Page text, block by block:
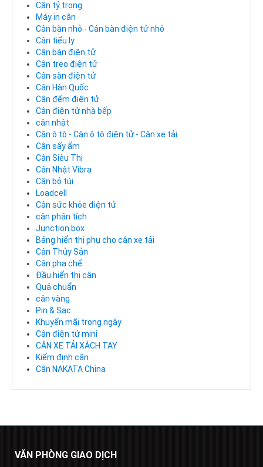
Cân tỷ trọng
Máy in cân
Cân bàn nhỏ - Cân bàn điện tử nhỏ
Cân tiểu ly
Cân bàn điện tử
Cân treo điện tử
Cân sàn điện tử
Cân Hàn Quốc
Cân đếm điện tử
Cân điện tử nhà bếp
cân nhật
Cân ô tô - Cân ô tô điện tử - Cân xe tải
Cân sấy ẩm
Cân Siêu Thị
Cân Nhật Vibra
Cân bỏ túi
Loadcell
Cân sức khỏe điện tử
cân phân tích
Junction box
Bảng hiển thị phụ cho cân xe tải
Cân Thủy Sản
Cân pha chế
Đầu hiển thị cân
Quả chuẩn
cân vàng
Pin & Sac
Khuyến mãi trong ngày
Cân điện tử mini
CÂN XE TẢI XÁCH TAY
Kiểm định cân
Cân NAKATA China
VĂN PHÒNG GIAO DỊCH